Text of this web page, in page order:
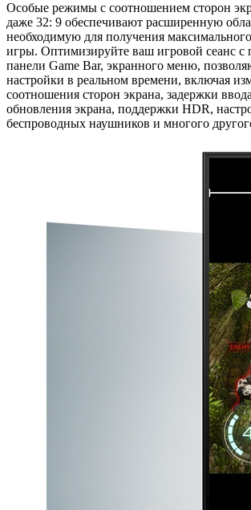
Особые режимы с соотношением сторон
даже 32: 9 обеспечивают расширенную
необходимую для получения
игры. Оптимизируйте ваш игровой сеанс
панели Game Bar, экранного меню,
настройки в реальном времени, включая
соотношения сторон экрана, задержки
обновления экрана, поддержки HDR,
беспроводных наушников и многого